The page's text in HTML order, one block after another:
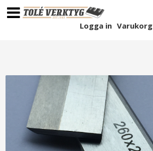
Varukorg
Logga in